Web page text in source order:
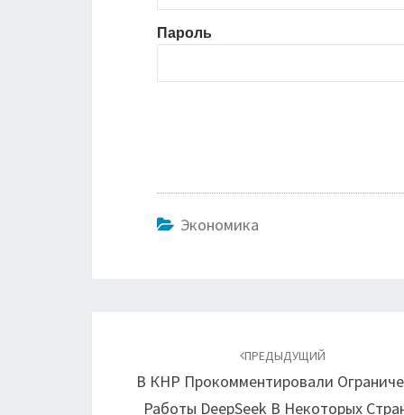
Пароль
Экономика
записям
ПРЕДЫДУЩИЙ
В КНР Прокомментировали
Работы DeepSeek В Некоторых